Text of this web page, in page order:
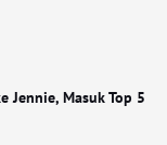
Jennie, Masuk Top 5